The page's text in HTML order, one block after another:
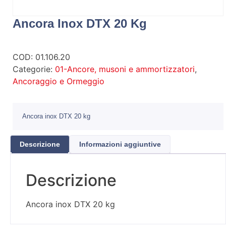
Ancora Inox DTX 20 Kg
COD: 01.106.20
Categorie: 01-Ancore, musoni e ammortizzatori,
Ancoraggio e Ormeggio
Ancora inox DTX 20 kg
Descrizione Informazioni aggiuntive
Descrizione
Ancora inox DTX 20 kg